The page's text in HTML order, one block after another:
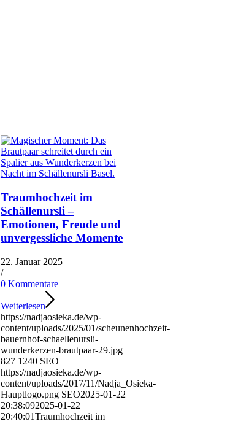
Traumhochzeit im
Schällenursli –
Emotionen, Freude und
unvergessliche Momente
22. Januar 2025
/
0 Kommentare
Weiterlesen
https://nadjaosieka.de/wp-
content/uploads/2025/01/scheunenhochzeit-
bauernhof-schaellenursli-
wunderkerzen-brautpaar-29.jpg
827 1240 SEO
https://nadjaosieka.de/wp-
content/uploads/2017/11/Nadja_Osieka-
Hauptlogo.png SEO2025-01-22
20:38:092025-01-22
20:40:01Traumhochzeit im